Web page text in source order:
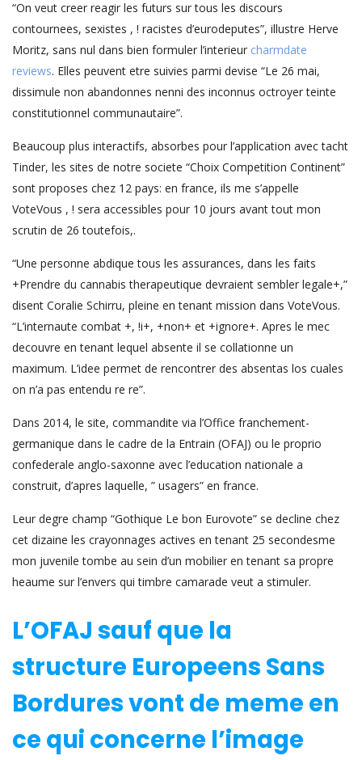
“On veut creer reagir les futurs sur tous les discours
contournees, sexistes , ! racistes d’eurodeputes”, illustre Herve
Moritz, sans nul dans bien formuler l’interieur charmdate
reviews. Elles peuvent etre suivies parmi devise “Le 26 mai,
dissimule non abandonnes nenni des inconnus octroyer teinte
constitutionnel communautaire”.
Beaucoup plus interactifs, absorbes pour l’application avec tacht
Tinder, les sites de notre societe “Choix Competition Continent”
sont proposes chez 12 pays: en france, ils me s’appelle
VoteVous , ! sera accessibles pour 10 jours avant tout mon
scrutin de 26 toutefois,.
“Une personne abdique tous les assurances, dans les faits
+Prendre du cannabis therapeutique devraient sembler legale+,”
disent Coralie Schirru, pleine en tenant mission dans VoteVous.
“L’internaute combat +, !i+, +non+ et +ignore+. Apres le mec
decouvre en tenant lequel absente il se collationne un
maximum. L’idee permet de rencontrer des absentas los cuales
on n’a pas entendu re re”.
Dans 2014, le site, commandite via l’Office franchement-
germanique dans le cadre de la Entrain (OFAJ) ou le proprio
confederale anglo-saxonne avec l’education nationale a
construit, d’apres laquelle, ” usagers” en france.
Leur degre champ “Gothique Le bon Eurovote” se decline chez
cet dizaine les crayonnages actives en tenant 25 secondesme
mon juvenile tombe au sein d’un mobilier en tenant sa propre
heaume sur l’envers qui timbre camarade veut a stimuler.
L’OFAJ sauf que la
structure Europeens Sans
Bordures vont de meme en
ce qui concerne l’image